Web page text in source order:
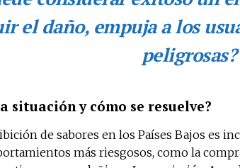
el daño, empuja a los
peligrosas?
situación y cómo se resuelve?
de sabores en los Países Bajos es
más riesgosos, como la